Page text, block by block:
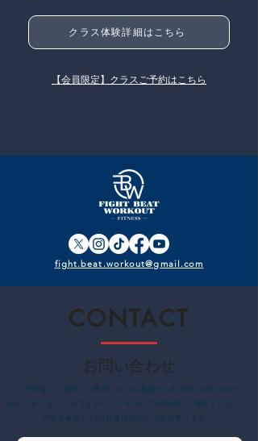
クラス体験詳細はこちら
【会員限定】​クラスご予約はこちら
fight.beat.workout@gmail.com
CONTACT
お問い合わせ
​ご不明点、ご質問、ご要望、また会員様からのお問い合わせなど
何かございましたらフォーム／メールにてお気軽にご連絡ください。
内容を確認し2〜3営業日以内にご返信致します。